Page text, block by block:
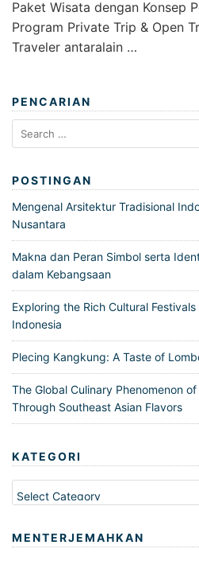
Paket Wisata dengan Konsep
Program Private Trip & Open
Traveler antaralain …
PENCARIAN
Search
for:
POSTINGAN
Mengenal Arsitektur Tradisional
Nusantara
Makna dan Peran Simbol serta
dalam Kebangsaan
Exploring the Rich Cultural
Indonesia
Plecing Kangkung: A Taste of
The Global Culinary Phenomenon
Through Southeast Asian Flavors
KATEGORI
Kategori
MENTERJEMAHKAN